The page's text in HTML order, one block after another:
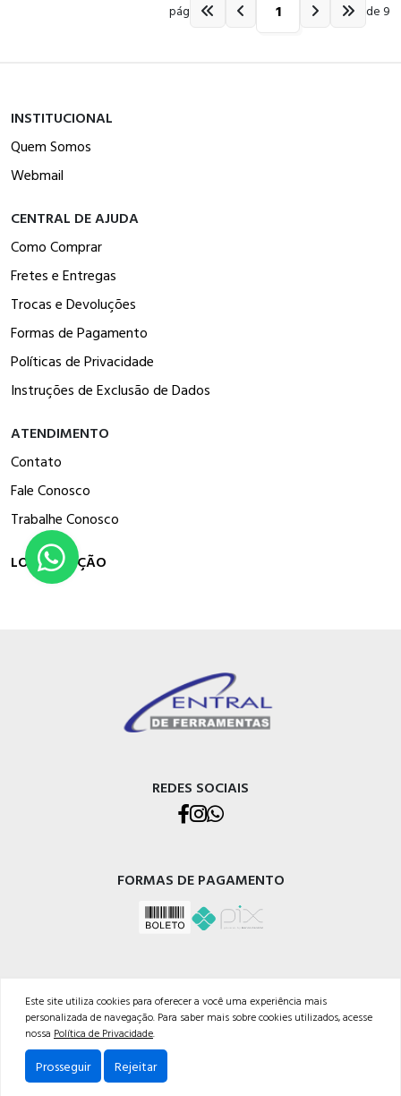
pág de 9
INSTITUCIONAL
Quem Somos
Webmail
CENTRAL DE AJUDA
Como Comprar
Fretes e Entregas
Trocas e Devoluções
Formas de Pagamento
Políticas de Privacidade
Instruções de Exclusão de Dados
ATENDIMENTO
Contato
Fale Conosco
Trabalhe Conosco
LOCALIZAÇÃO
REDES SOCIAIS
FORMAS DE PAGAMENTO
CENTRAL DE FERRAMENTAS GMR LTDA
CNPJ: 07.404.480/0001-03
Av. Perimetral Bruno Segalla, 11039
Cep: 95098-752 - Caxias do Sul-RS
Este site utiliza cookies para oferecer a você uma experiência mais
personalizada de navegação. Para saber mais sobre cookies utilizados, acesse
nossa Política de Privacidade.
Prosseguir Rejeitar